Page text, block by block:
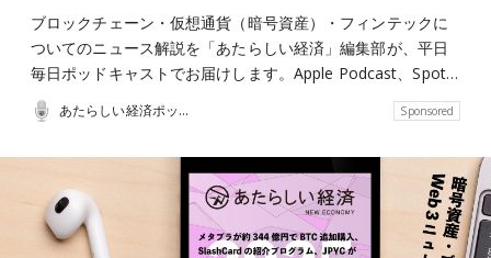
ブロックチェーン・仮想通貨（暗号資産）・フィンテックに
ついてのニュース解説を「あたらしい経済」編集部が、平日
毎日ポッドキャストでお届けします。Apple Podcast、Spot…
あたらしい経済ポッドキャスト Sponsored